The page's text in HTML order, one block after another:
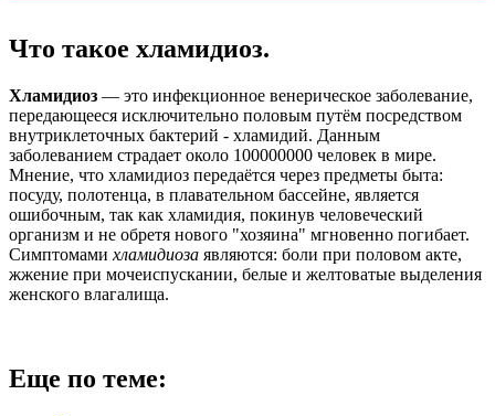
Что такое хламидиоз.
Хламидиоз — это инфекционное венерическое заболевание,
передающееся исключительно половым путём посредством
внутриклеточных бактерий - хламидий. Данным
заболеванием страдает около 100000000 человек в мире.
Мнение, что хламидиоз передаётся через предметы быта:
посуду, полотенца, в плавательном бассейне, является
ошибочным, так как хламидия, покинув человеческий
организм и не обретя нового "хозяина" мгновенно погибает.
Симптомами хламидиоза являются: боли при половом акте,
жжение при мочеиспускании, белые и желтоватые выделения
женского влагалища.
Еще по теме: